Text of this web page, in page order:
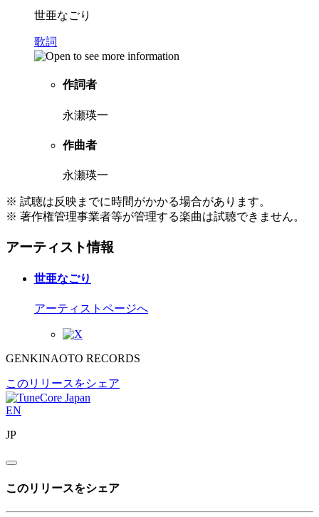
世亜なごり
歌詞
作詞者
永瀬瑛一
作曲者
永瀬瑛一
※ 試聴は反映までに時間がかかる場合があります。
※ 著作権管理事業者等が管理する楽曲は試聴できません。
アーティスト情報
世亜なごり
アーティストページへ
GENKINAOTO RECORDS
このリリースをシェア
EN
JP
このリリースをシェア